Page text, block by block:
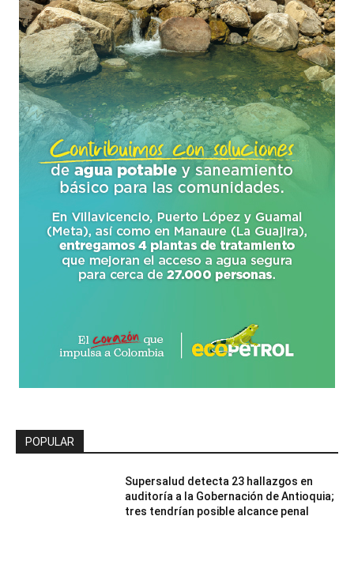
POPULAR
Supersalud detecta 23 hallazgos en
auditoría a la Gobernación de Antioquia;
tres tendrían posible alcance penal